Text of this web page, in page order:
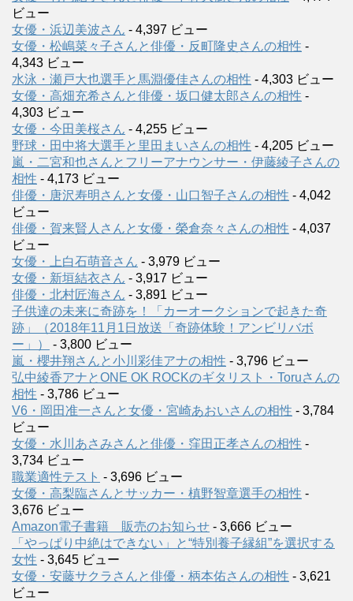
ビュー
女優・浜辺美波さん - 4,397 ビュー
女優・松嶋菜々子さんと俳優・反町隆史さんの相性 -
4,343 ビュー
水泳・瀬戸大也選手と馬淵優佳さんの相性 - 4,303 ビュー
女優・高畑充希さんと俳優・坂口健太郎さんの相性 -
4,303 ビュー
女優・今田美桜さん - 4,255 ビュー
野球・田中将大選手と里田まいさんの相性 - 4,205 ビュー
嵐・二宮和也さんとフリーアナウンサー・伊藤綾子さんの
相性 - 4,173 ビュー
俳優・唐沢寿明さんと女優・山口智子さんの相性 - 4,042
ビュー
俳優・賀来賢人さんと女優・榮倉奈々さんの相性 - 4,037
ビュー
女優・上白石萌音さん - 3,979 ビュー
女優・新垣結衣さん - 3,917 ビュー
俳優・北村匠海さん - 3,891 ビュー
子供達の未来に奇跡を！「カーオークションで起きた奇
跡」（2018年11月1日放送「奇跡体験！アンビリバボ
ー」）
- 3,800 ビュー
嵐・櫻井翔さんと小川彩佳アナの相性 - 3,796 ビュー
弘中綾香アナとONE OK ROCKのギタリスト・Toruさんの
相性 - 3,786 ビュー
V6・岡田准一さんと女優・宮崎あおいさんの相性 - 3,784
ビュー
女優・水川あさみさんと俳優・窪田正孝さんの相性 -
3,734 ビュー
職業適性テスト - 3,696 ビュー
女優・高梨臨さんとサッカー・槙野智章選手の相性 -
3,676 ビュー
Amazon電子書籍 販売のお知らせ - 3,666 ビュー
「やっぱり中絶はできない」と“特別養子縁組”を選択する
女性 - 3,645 ビュー
女優・安藤サクラさんと俳優・柄本佑さんの相性 - 3,621
ビュー